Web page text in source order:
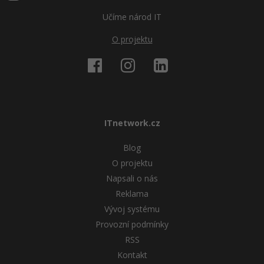
Učíme národ IT
O projektu
ITnetwork.cz
Blog
O projektu
Napsali o nás
Reklama
Vývoj systému
Provozní podmínky
RSS
Kontakt